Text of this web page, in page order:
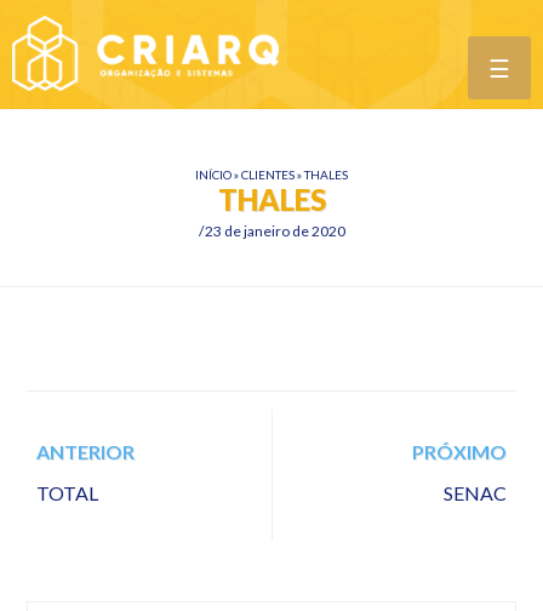
☰
INÍCIO»CLIENTES»THALES
THALES
23 de janeiro de 2020
ANTERIOR
TOTAL
PRÓXIMO
SENAC